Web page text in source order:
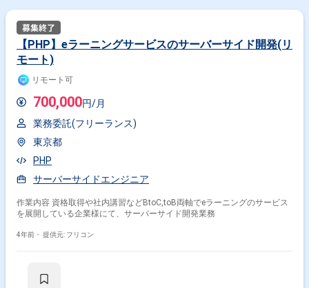
【PHP】eラーニングサービスのサーバーサイド開発(リ
モート)
リモート可
700,000円/月
業務委託(フリーランス)
東京都
PHP
サーバーサイドエンジニア
作業内容 資格取得や社内講習などBtoC,toB両軸でeラーニングのサービス
を展開している企業様にて、サーバーサイド開発業務
4年前・ 提供元: フリコン